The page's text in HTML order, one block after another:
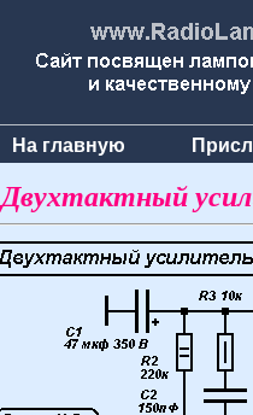
На главную
Двухтактный